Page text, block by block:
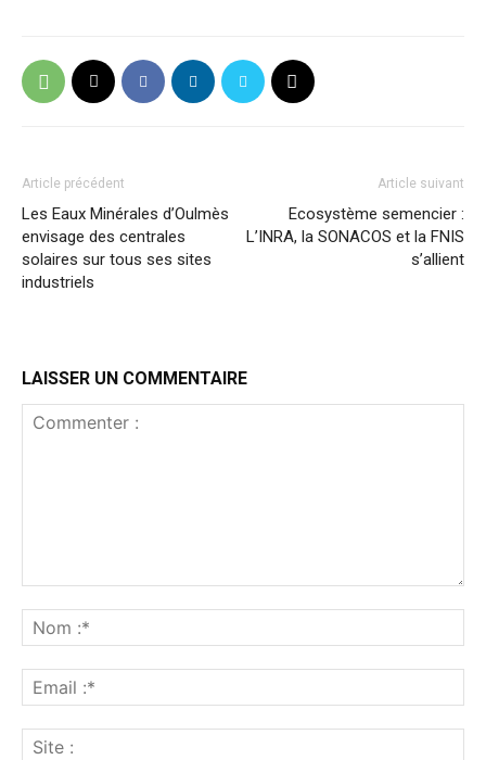
Article précédent
Les Eaux Minérales d’Oulmès
envisage des centrales
solaires sur tous ses sites
industriels
Article suivant
Ecosystème semencier :
L’INRA, la SONACOS et la FNIS
s’allient
LAISSER UN COMMENTAIRE